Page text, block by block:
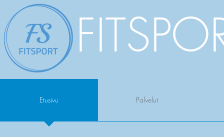
Etusivu Palvelut